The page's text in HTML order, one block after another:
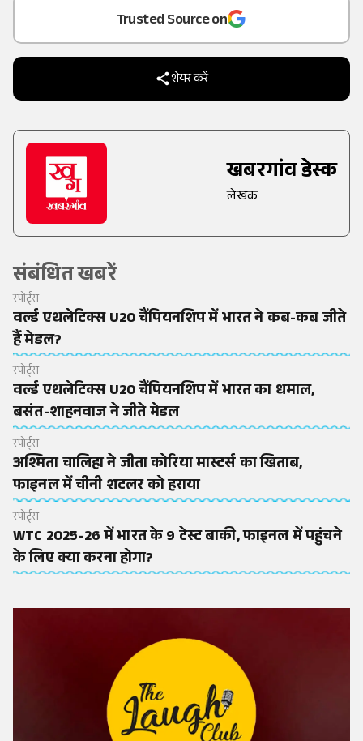
Trusted Source on
शेयर करें
खबरगांव डेस्क
लेखक
संबंधित खबरें
स्पोर्ट्स
वर्ल्ड एथलेटिक्स U20 चैंपियनशिप में भारत ने कब-कब जीते
हैं मेडल?
स्पोर्ट्स
वर्ल्ड एथलेटिक्स U20 चैंपियनशिप में भारत का धमाल,
बसंत-शाहनवाज ने जीते मेडल
स्पोर्ट्स
अश्मिता चालिहा ने जीता कोरिया मास्टर्स का खिताब,
फाइनल में चीनी शटलर को हराया
स्पोर्ट्स
WTC 2025-26 में भारत के 9 टेस्ट बाकी, फाइनल में पहुंचने
के लिए क्या करना होगा?